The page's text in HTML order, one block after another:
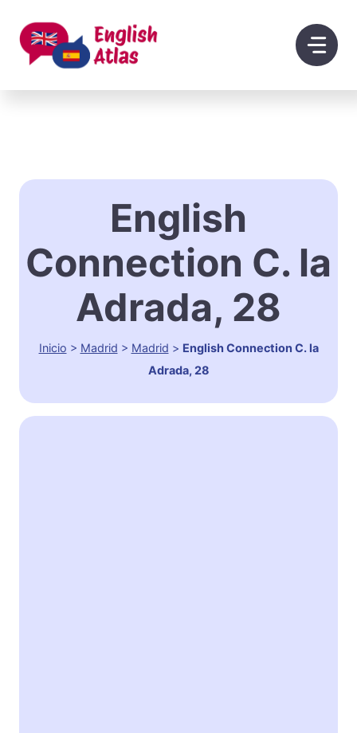
contenido
English
Connection C. la
Adrada, 28
Inicio > Madrid > Madrid > English Connection C. la
Adrada, 28